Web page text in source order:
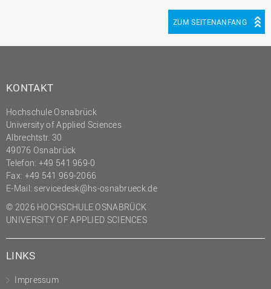
ZUM SEITENANFANG
KONTAKT
Hochschule Osnabrück
University of Applied Sciences
Albrechtstr. 30
49076 Osnabrück
Telefon: +49 541 969-0
Fax: +49 541 969-2066
E-Mail: servicedesk@hs-osnabrueck.de
© 2026 HOCHSCHULE OSNABRÜCK
UNIVERSITY OF APPLIED SCIENCES
LINKS
Impressum